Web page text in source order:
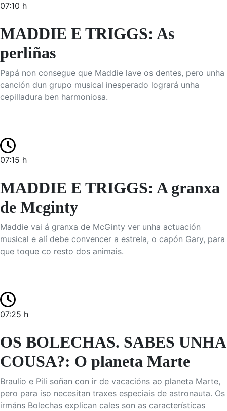
07:10 h
MADDIE E TRIGGS: As
perliñas
Papá non consegue que Maddie lave os dentes, pero unha
canción dun grupo musical inesperado logrará unha
cepilladura ben harmoniosa.
07:15 h
MADDIE E TRIGGS: A granxa
de Mcginty
Maddie vai á granxa de McGinty ver unha actuación
musical e alí debe convencer a estrela, o capón Gary, para
que toque co resto dos animais.
07:25 h
OS BOLECHAS. SABES UNHA
COUSA?: O planeta Marte
Braulio e Pili soñan con ir de vacacións ao planeta Marte,
pero para iso necesitan traxes especiais de astronauta. Os
irmáns Bolechas explican cales son as características